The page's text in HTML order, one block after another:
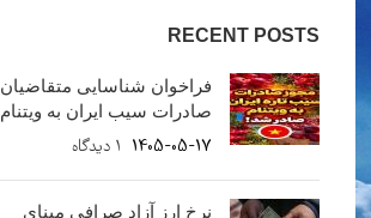
RECENT POSTS
فراخوان شناسایی متقاضیان
صادرات سیب ایران به ویتنام
1405-05-17 ۱ دیدگاه
نرخ ارز آزاد صرافی مبنای